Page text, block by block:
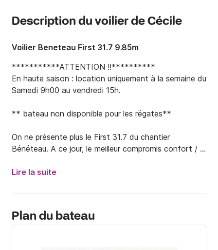
Description du voilier de Cécile
Voilier Beneteau First 31.7 9.85m
***********ATTENTION !!**********
En haute saison : location uniquement à la semaine du
Samedi 9h00 au vendredi 15h.
** bateau non disponible pour les régates**
On ne présente plus le First 31.7 du chantier
Bénéteau. A ce jour, le meilleur compromis confort /
pieds de grande série.
⚙️ Caractéristiques techniques :
Architecte: Finot
Lire la suite
Plan du bateau